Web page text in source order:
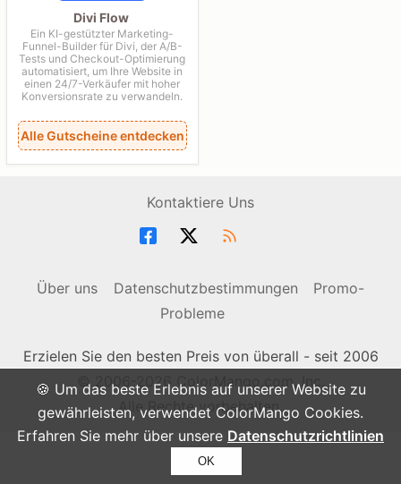
🍪 Um das beste Erlebnis auf unserer Website zu
gewährleisten, verwendet ColorMango Cookies.
Erfahren Sie mehr über unsere Datenschutzrichtlinien
OK
Divi Flow
Ein KI-gestützter Marketing-
Funnel-Builder für Divi, der A/B-
Tests und Checkout-Optimierung
automatisiert, um Ihre Website in
einen 24/7-Verkäufer mit hoher
Konversionsrate zu verwandeln.
Alle Gutscheine entdecken
Kontaktiere Uns
Über uns Datenschutzbestimmungen
Promo-
Probleme
Erzielen Sie den besten Preis von überall - seit 2006
© 2006-2026 ColorMango.com, Inc.
Alle Rechte vorbehalten.